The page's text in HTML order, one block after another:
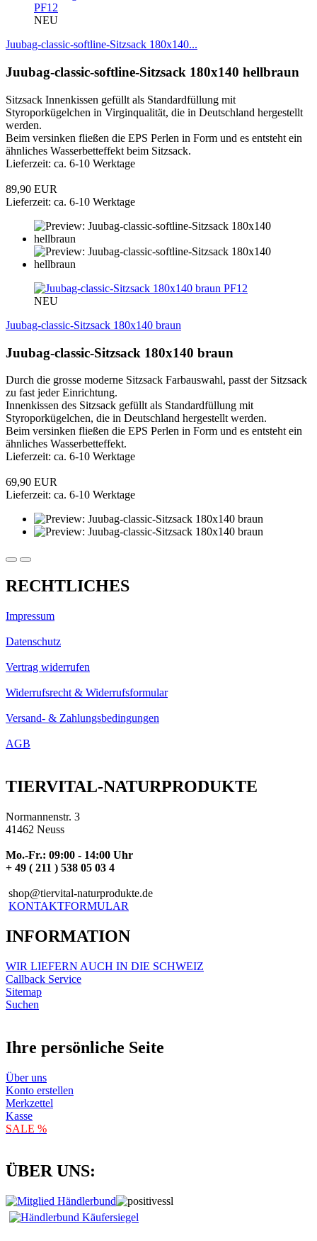
PF12
NEU
Juubag-classic-softline-Sitzsack 180x140...
Juubag-classic-softline-Sitzsack 180x140 hellbraun
Sitzsack Innenkissen gefüllt als Standardfüllung mit
Styroporkügelchen in Virginqualität, die in Deutschland hergestellt
werden.
Beim versinken fließen die EPS Perlen in Form und es entsteht ein
ähnliches Wasserbetteffekt beim Sitzsack.
Lieferzeit: ca. 6-10 Werktage
89,90 EUR
Lieferzeit: ca. 6-10 Werktage
PF12
NEU
Juubag-classic-Sitzsack 180x140 braun
Juubag-classic-Sitzsack 180x140 braun
Durch die grosse moderne Sitzsack Farbauswahl, passt der Sitzsack
zu fast jeder Einrichtung.
Innenkissen des Sitzsack gefüllt als Standardfüllung mit
Styroporkügelchen, die in Deutschland hergestellt werden.
Beim versinken fließen die EPS Perlen in Form und es entsteht ein
ähnliches Wasserbetteffekt.
Lieferzeit: ca. 6-10 Werktage
69,90 EUR
Lieferzeit: ca. 6-10 Werktage
RECHTLICHES
Impressum
Datenschutz
Vertrag widerrufen
Widerrufsrecht & Widerrufsformular
Versand- & Zahlungsbedingungen
AGB
TIERVITAL-NATURPRODUKTE
Normannenstr. 3
41462 Neuss
Mo.-Fr.: 09:00 - 14:00 Uhr
+ 49 ( 211 ) 538 05 03 4
shop@tiervital-naturprodukte.de
KONTAKTFORMULAR
INFORMATION
WIR LIEFERN AUCH IN DIE SCHWEIZ
Callback Service
Sitemap
Suchen
Ihre persönliche Seite
Über uns
Konto erstellen
Merkzettel
Kasse
SALE %
ÜBER UNS: